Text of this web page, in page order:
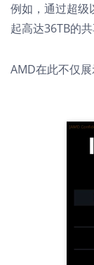
例如，通过超级
起高达36TB的共
AMD在此不仅